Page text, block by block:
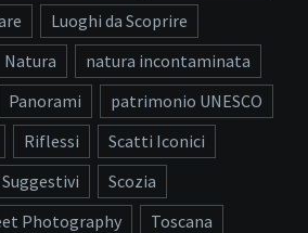
Luoghi da Scoprire
Natura
natura incontaminata
Panorami
patrimonio UNESCO
Riflessi
Scatti Iconici
Scozia
Photography
Toscana